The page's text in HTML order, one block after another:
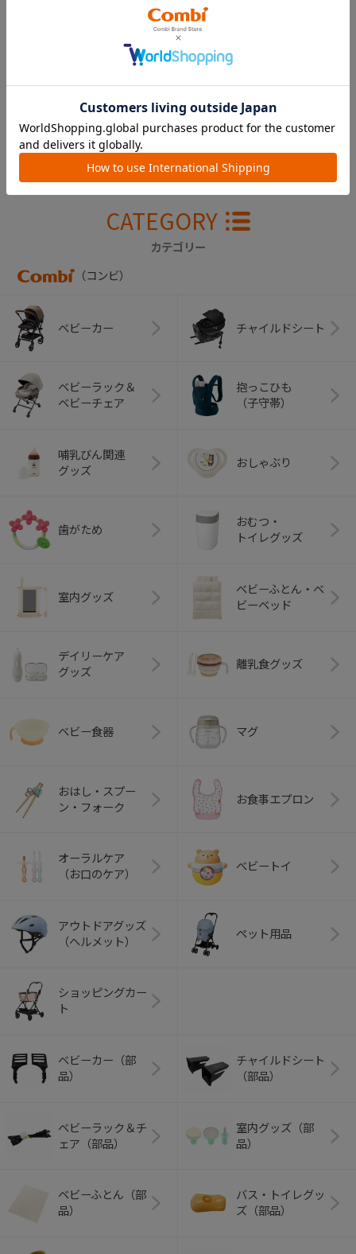
Ｔ 着脱シート（サ
ニーブルー）
￥11,000
CATEGORY
カテゴリー
（コンビ）
ベビーカー チャイルドシート
ベビーラック＆
ベビーチェア
抱っこひも
（子守帯）
哺乳びん関連
グッズ
おしゃぶり
歯がため
おむつ・
トイレグッズ
室内グッズ
ベビーふとん・ベ
ビーベッド
デイリーケア
グッズ
離乳食グッズ
ベビー食器 マグ
おはし・スプー
ン・フォーク
お食事エプロン
オーラルケア
（お口のケア）
ベビートイ
アウトドアグッズ
（ヘルメット）
ペット用品
ショッピングカー
ト
ベビーカー（部
品）
チャイルドシート
（部品）
ベビーラック＆チ
ェア（部品）
室内グッズ（部
品）
ベビーふとん（部
品）
バス・トイレグッ
ズ（部品）